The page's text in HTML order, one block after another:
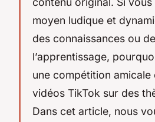
moyen ludique et
des connaissances ou
l’apprentissage,
une compétition
vidéos TikTok sur des
Dans cet article, nous